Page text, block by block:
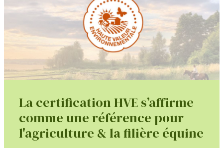
La certification HVE s’affirme
comme une référence pour
l'agriculture & la filière équine